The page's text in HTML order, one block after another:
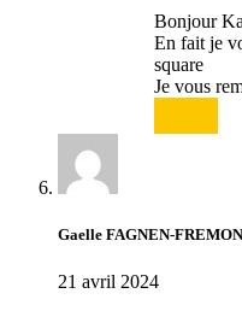
Bonjour
En fait je
square
Je vous
Gaelle FAGNEN-
21 avril 2024